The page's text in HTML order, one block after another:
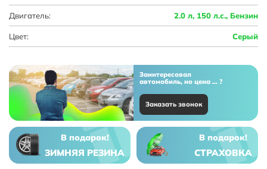
Двигатель: 2.0 л, 150 л.с., Бензин
Цвет: Серый
Заинтересовал
автомобиль, но цена ... ?
Заказать звонок
В подарок!
ЗИМНЯЯ РЕЗИНА
В подарок!
СТРАХОВКА